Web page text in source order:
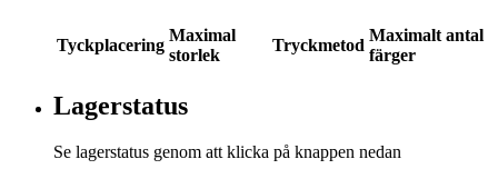
Tyckplacering
Maximal
storlek
Tryckmetod
Maximalt antal
färger
Lagerstatus
Se lagerstatus genom att klicka på knappen nedan